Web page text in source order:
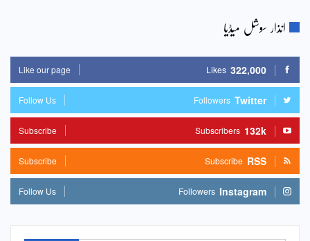
انذار سوشل میڈیا
322,000
Likes
Like our page
Twitter
Followers
Follow Us
132k
Subscribers
Subscribe
RSS
Subscribe
Subscribe
Instagram
Followers
Follow Us